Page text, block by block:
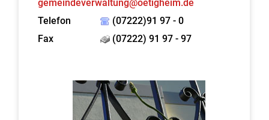
gemeindeverwaltung@oetigheim.de
Telefon
(07222)91 97 - 0
Fax
(07222) 91 97 - 97